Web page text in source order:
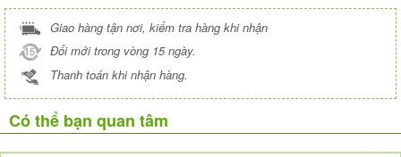
Giao hàng tận nơi, kiểm tra hàng khi nhận
Đổi mới trong vòng 15 ngày.
Thanh toán khi nhận hàng.
Có thể bạn quan tâm